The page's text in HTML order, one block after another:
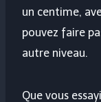
un centime,
pouvez faire
autre niveau.
Que vous